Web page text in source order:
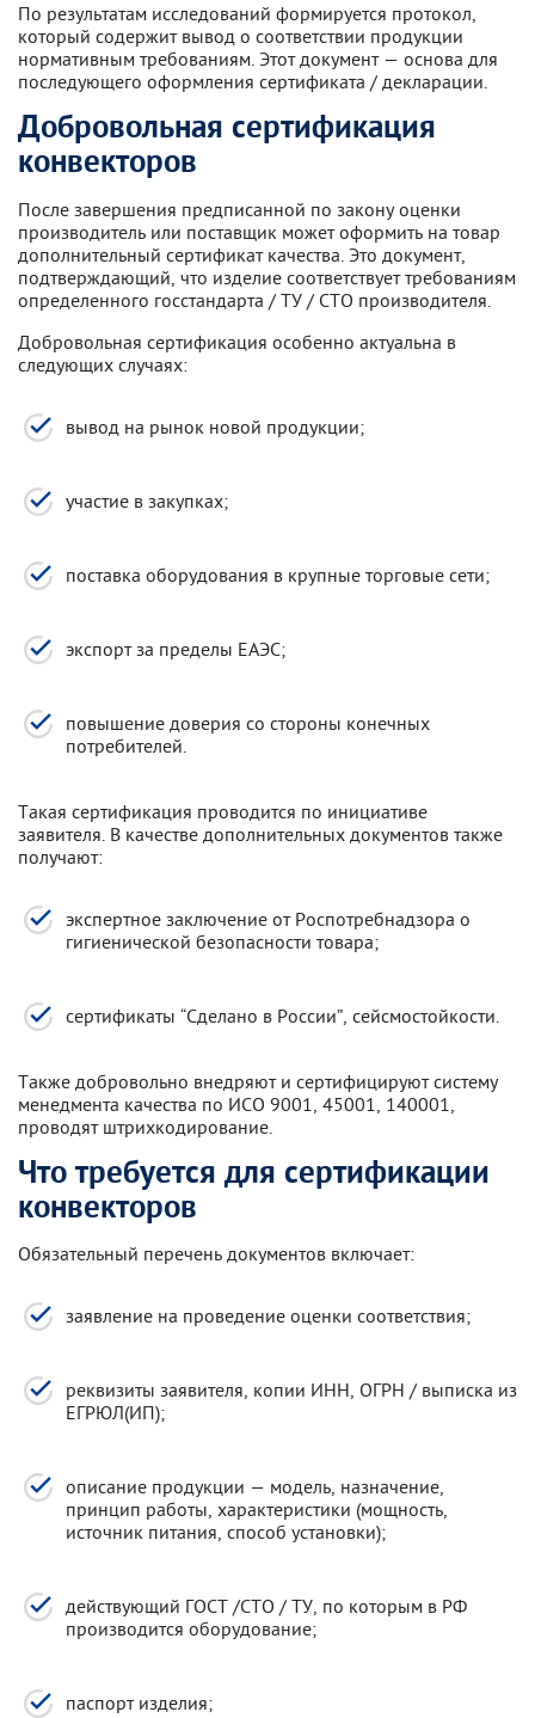
По результатам исследований формируется протокол,
который содержит вывод о соответствии продукции
нормативным требованиям. Этот документ — основа для
последующего оформления сертификата / декларации.
Добровольная сертификация
конвекторов
После завершения предписанной по закону оценки
производитель или поставщик может оформить на товар
дополнительный сертификат качества. Это документ,
подтверждающий, что изделие соответствует требованиям
определенного госстандарта / ТУ / СТО производителя.
Добровольная сертификация особенно актуальна в
следующих случаях:
вывод на рынок новой продукции;
участие в закупках;
поставка оборудования в крупные торговые сети;
экспорт за пределы ЕАЭС;
повышение доверия со стороны конечных
потребителей.
Такая сертификация проводится по инициативе
заявителя. В качестве дополнительных документов также
получают:
экспертное заключение от Роспотребнадзора о
гигиенической безопасности товара;
сертификаты “Сделано в России”, сейсмостойкости.
Также добровольно внедряют и сертифицируют систему
менедмента качества по ИСО 9001, 45001, 140001,
проводят штрихкодирование.
Что требуется для сертификации
конвекторов
Обязательный перечень документов включает:
заявление на проведение оценки соответствия;
реквизиты заявителя, копии ИНН, ОГРН / выписка из
ЕГРЮЛ(ИП);
описание продукции — модель, назначение,
принцип работы, характеристики (мощность,
источник питания, способ установки);
действующий ГОСТ /СТО / ТУ, по которым в РФ
производится оборудование;
паспорт изделия;